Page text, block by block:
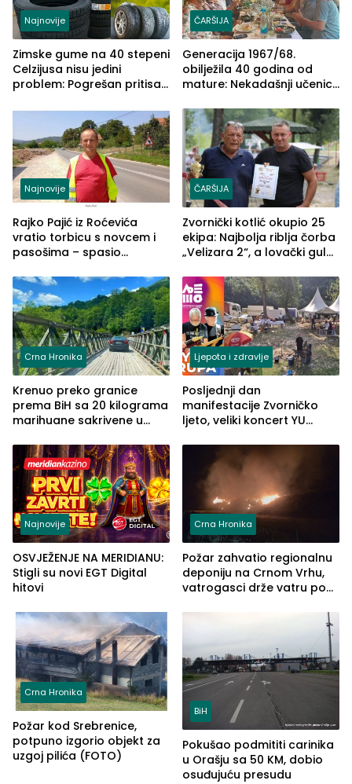
Najnovije
Zimske gume na 40 stepeni
Celzijusa nisu jedini
problem: Pogrešan pritisak
ČARŠIJA
Generacija 1967/68.
obilježila 40 godina od
mature: Nekadašnji učenici
(FOTO)
Najnovije
Rajko Pajić iz Roćevića
vratio torbicu s novcem i
pasošima – spasio
Grčkoj
ČARŠIJA
Zvornički kotlić okupio 25
ekipa: Najbolja riblja čorba
„Velizara 2“, a lovački gulaš
Crna Hronika
Krenuo preko granice
prema BiH sa 20 kilograma
marihuane sakrivene u
Ljepota i zdravlje
Posljednji dan
manifestacije Zvorničko
ljeto, veliki koncert YU
ove godine
Najnovije
OSVJEŽENJE NA MERIDIANU:
Stigli su novi EGT Digital
hitovi
Crna Hronika
Požar zahvatio regionalnu
deponiju na Crnom Vrhu,
vatrogasci drže vatru pod
Crna Hronika
Požar kod Srebrenice,
potpuno izgorio objekt za
uzgoj pilića (FOTO)
BiH
Pokušao podmititi carinika
u Orašju sa 50 KM, dobio
osuđujuću presudu